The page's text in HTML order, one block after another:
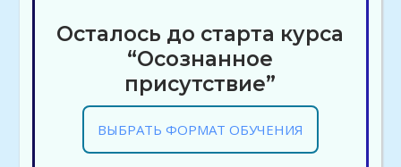
Альона Сонце
Осталось до старта курса
“Осознанное
присутствие”
ВЫБРАТЬ ФОРМАТ ОБУЧЕНИЯ